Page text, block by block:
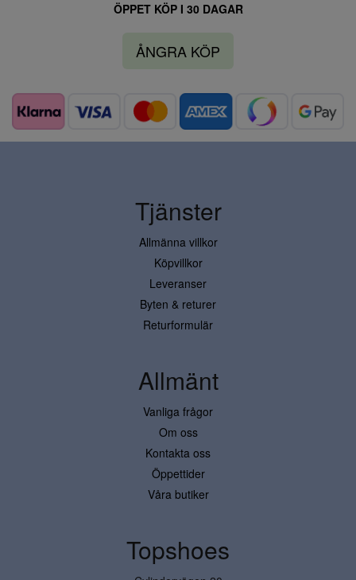
ÖPPET KÖP I 30 DAGAR
ÅNGRA KÖP
Tjänster
Allmänna villkor
Köpvillkor
Leveranser
Byten & returer
Returformulär
Allmänt
Vanliga frågor
Om oss
Kontakta oss
Öppettider
Våra butiker
Topshoes